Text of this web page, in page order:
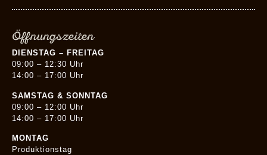
Öffnungszeiten
DIENSTAG – FREITAG
09:00 – 12:30 Uhr
14:00 – 17:00 Uhr
SAMSTAG & SONNTAG
09:00 – 12:00 Uhr
14:00 – 17:00 Uhr
MONTAG
Produktionstag